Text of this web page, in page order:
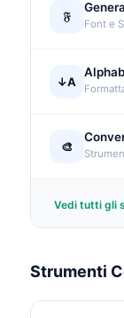
𝔉
Font e
↓A
🎨
Vedi tutti gli
Strumenti